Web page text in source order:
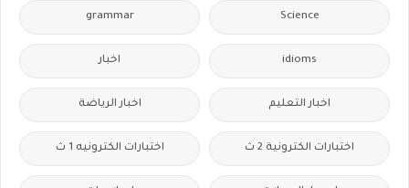
Science
grammar
idioms اخبار
اخبار التعليم اخبار الرياضة
اختبارات الكترونية 2 ث اختبارات الكترونيه 1 ث